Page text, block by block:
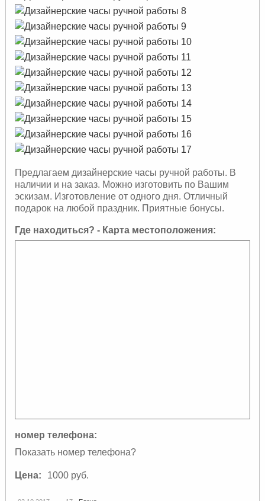
Предлагаем дизайнерские часы ручной работы. В
наличии и на заказ. Можно изготовить по Вашим
эскизам. Изготовление от одного дня. Отличный
подарок на любой праздник. Приятные бонусы.
Где находиться? - Карта местоположения:
номер телефона:
Показать номер телефона?
Цена: 1000 руб.